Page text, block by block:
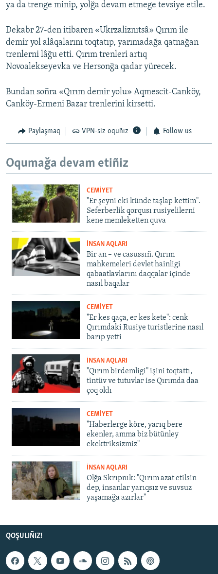
ya da trenge minip, yolğa devam etmege tevsiye etile.
Dekabr 27-den itibaren «Ukrzaliznıtsâ» Qırım ile
demir yol alâqalarını toqtatıp, yarımadağa qatnağan
trenlerni lâğu etti. Qırım trenleri artıq
Novoalekseyevka ve Hersonğa qadar yürecek.
Bundan soñra «Qırım demir yolu» Aqmescit-Canköy,
Canköy-Ermeni Bazar trenlerini kirsetti.
Paylaşmaq VPN-siz oquñız Follow us
Oqumağa devam etiñiz
CEMİYET
"Er şeyni eki künde taşlap kettim".
Seferberlik qorqusı rusiyelilerni
kene memleketten quva
İNSAN AQLARI
Bir an – ve casussıñ. Qırım
mahkemeleri devlet hainligi
qabaatlavlarını daqqalar içinde
nasıl baqalar
CEMİYET
"Er kes qaça, er kes kete": cenk
Qırımdaki Rusiye turistlerine nasıl
barıp yetti
İNSAN AQLARI
"Qırım birdemligi" işini toqtattı,
tintüv ve tutuvlar ise Qırımda daa
çoq oldı
CEMİYET
"Haberlerge köre, yarıq bere
ekenler, amma biz bütünley
ekektriksizmiz"
İNSAN AQLARI
Olğa Skrıpnık: "Qırım azat etilsin
dep, insanlar yarıqsız ve suvsuz
yaşamağa azırlar"
QOŞULIÑIZ!